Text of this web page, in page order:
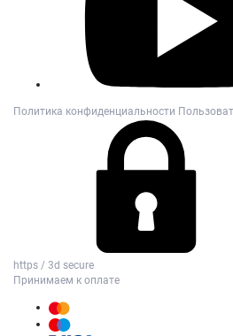
Политика конфиденциальности
https / 3d secure
Принимаем к оплате